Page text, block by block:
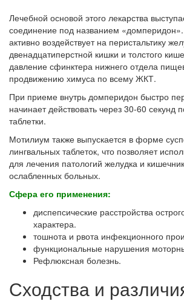
Лечебной основой этого лекарства
соединение под названием
активно воздействует на перистальтику
двенадцатиперстной кишки и толстого
давление сфинктера нижнего отдела
продвижению химуса по всему ЖКТ.
При приеме внутрь домперидон быстро
начинает действовать через 30-60 секунд
таблетки.
Мотилиум также выпускается в форме
лингвальных таблеток, что позволяет
для лечения патологий желудка и
ослабленных больных.
Сфера его применения:
диспепсические расстройства
характера.
тошнота и рвота инфекционного
функциональные нарушения
Рефлюксная болезнь.
Сходства и